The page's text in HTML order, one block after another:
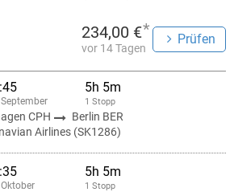
234,00 €*
vor 14 Tagen
Prüfen
5h 5m
1 Stopp
CPH
Berlin BER
Airlines (SK1286)
5h 5m
1 Stopp